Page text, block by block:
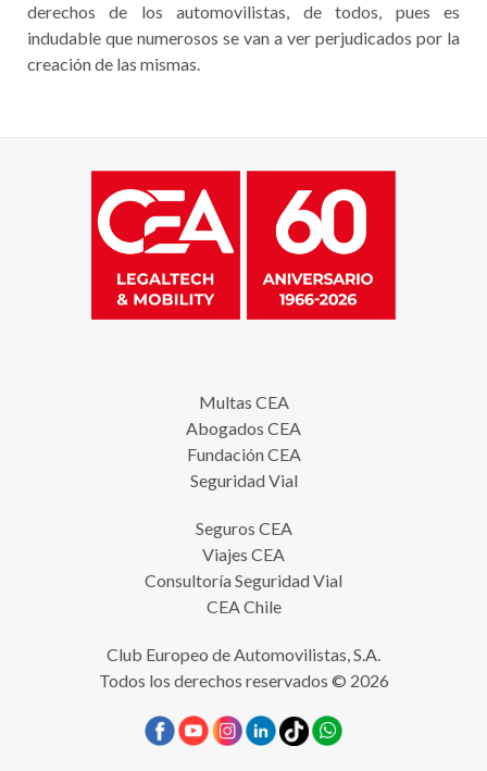
derechos de los automovilistas, de todos, pues es
indudable que numerosos se van a ver perjudicados por la
creación de las mismas.
Multas CEA
Abogados CEA
Fundación CEA
Seguridad Vial
Seguros CEA
Viajes CEA
Consultoría Seguridad Vial
CEA Chile
Club Europeo de Automovilistas, S.A.
Todos los derechos reservados © 2026